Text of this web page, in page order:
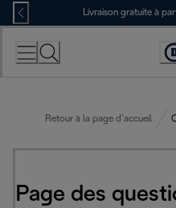
Skip
to
Content
Livraison gratuite à
Retour à la page d’accueil
Page des